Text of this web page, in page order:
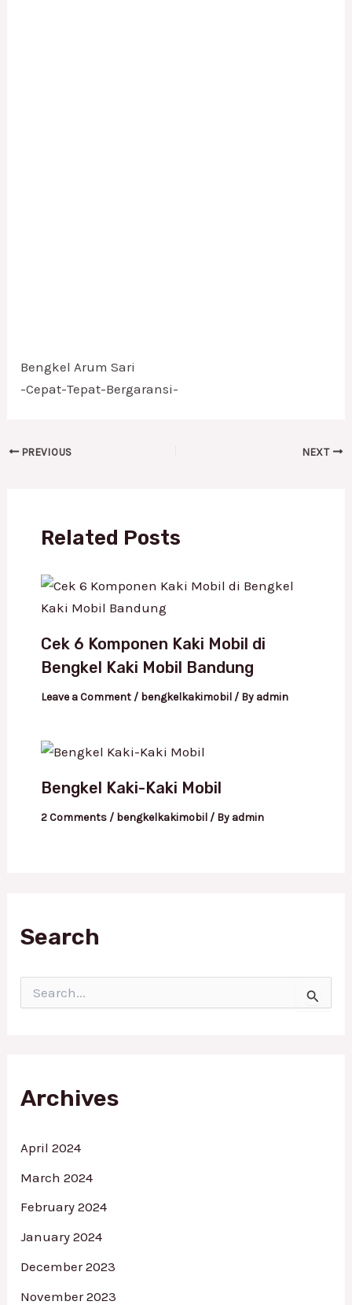
Bengkel Arum Sari
-Cepat-Tepat-Bergaransi-
PREVIOUS NEXT
Related Posts
Cek 6 Komponen Kaki Mobil di
Bengkel Kaki Mobil Bandung
Leave a Comment / bengkelkakimobil/ By admin
Bengkel Kaki-Kaki Mobil
2 Comments / bengkelkakimobil/ By admin
Search
e
o
Archives
April 2024
March 2024
February 2024
January 2024
December 2023
November 2023